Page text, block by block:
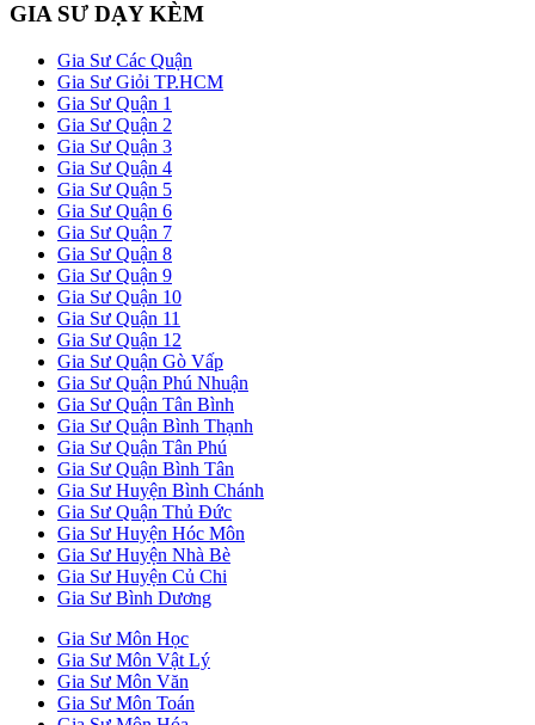
GIA SƯ DẠY KÈM
Gia Sư Các Quận
Gia Sư Giỏi TP.HCM
Gia Sư Quận 1
Gia Sư Quận 2
Gia Sư Quận 3
Gia Sư Quận 4
Gia Sư Quận 5
Gia Sư Quận 6
Gia Sư Quận 7
Gia Sư Quận 8
Gia Sư Quận 9
Gia Sư Quận 10
Gia Sư Quận 11
Gia Sư Quận 12
Gia Sư Quận Gò Vấp
Gia Sư Quận Phú Nhuận
Gia Sư Quận Tân Bình
Gia Sư Quận Bình Thạnh
Gia Sư Quận Tân Phú
Gia Sư Quận Bình Tân
Gia Sư Huyện Bình Chánh
Gia Sư Quận Thủ Đức
Gia Sư Huyện Hóc Môn
Gia Sư Huyện Nhà Bè
Gia Sư Huyện Củ Chi
Gia Sư Bình Dương
Gia Sư Môn Học
Gia Sư Môn Vật Lý
Gia Sư Môn Văn
Gia Sư Môn Toán